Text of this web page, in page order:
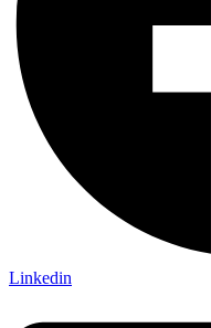
Linkedin